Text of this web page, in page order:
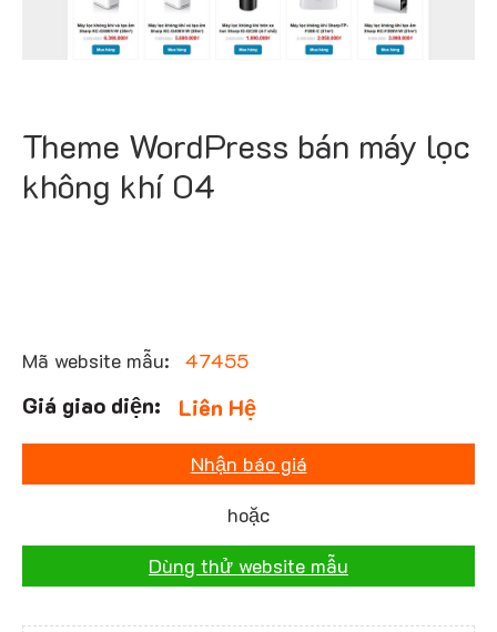
Theme WordPress bán máy lọc
không khí 04
Mã website mẫu: 47455
Liên Hệ
Nhận báo giá
hoặc
Dùng thử website mẫu